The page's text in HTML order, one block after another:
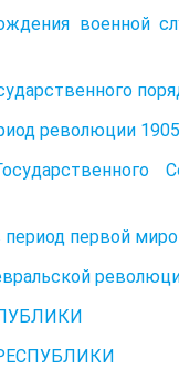
военной
революции
первой